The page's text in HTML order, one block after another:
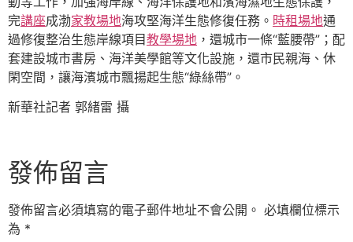
完講座成渤家教場地海攻堅海洋生態修復任務。 時租場地通
過修復整治生態岸線項目教學場地 ，還城市一條“藍腰帶”；配
套建設城市書房、海洋美學館等文化設施，還市民親海、休
閑空間，讓海濱城市飄揚起生態“綠絲帶”。
新華社記者 郭緒雷 攝
發佈留言
發佈留言必須填寫的電子郵件地址不會公開。 必填欄位標示
為 *